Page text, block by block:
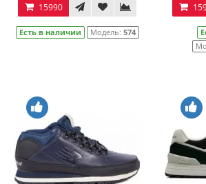
15990
Есть в наличии Модель: 574